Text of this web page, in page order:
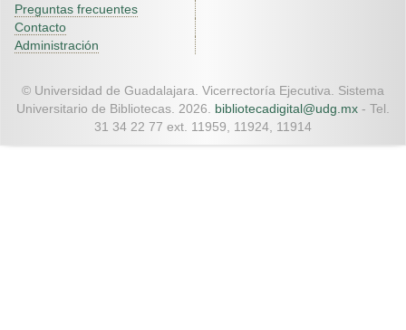
Preguntas frecuentes
Contacto
Administración
© Universidad de Guadalajara. Vicerrectoría Ejecutiva. Sistema
Universitario de Bibliotecas. 2026. bibliotecadigital@udg.mx - Tel.
31 34 22 77 ext. 11959, 11924, 11914